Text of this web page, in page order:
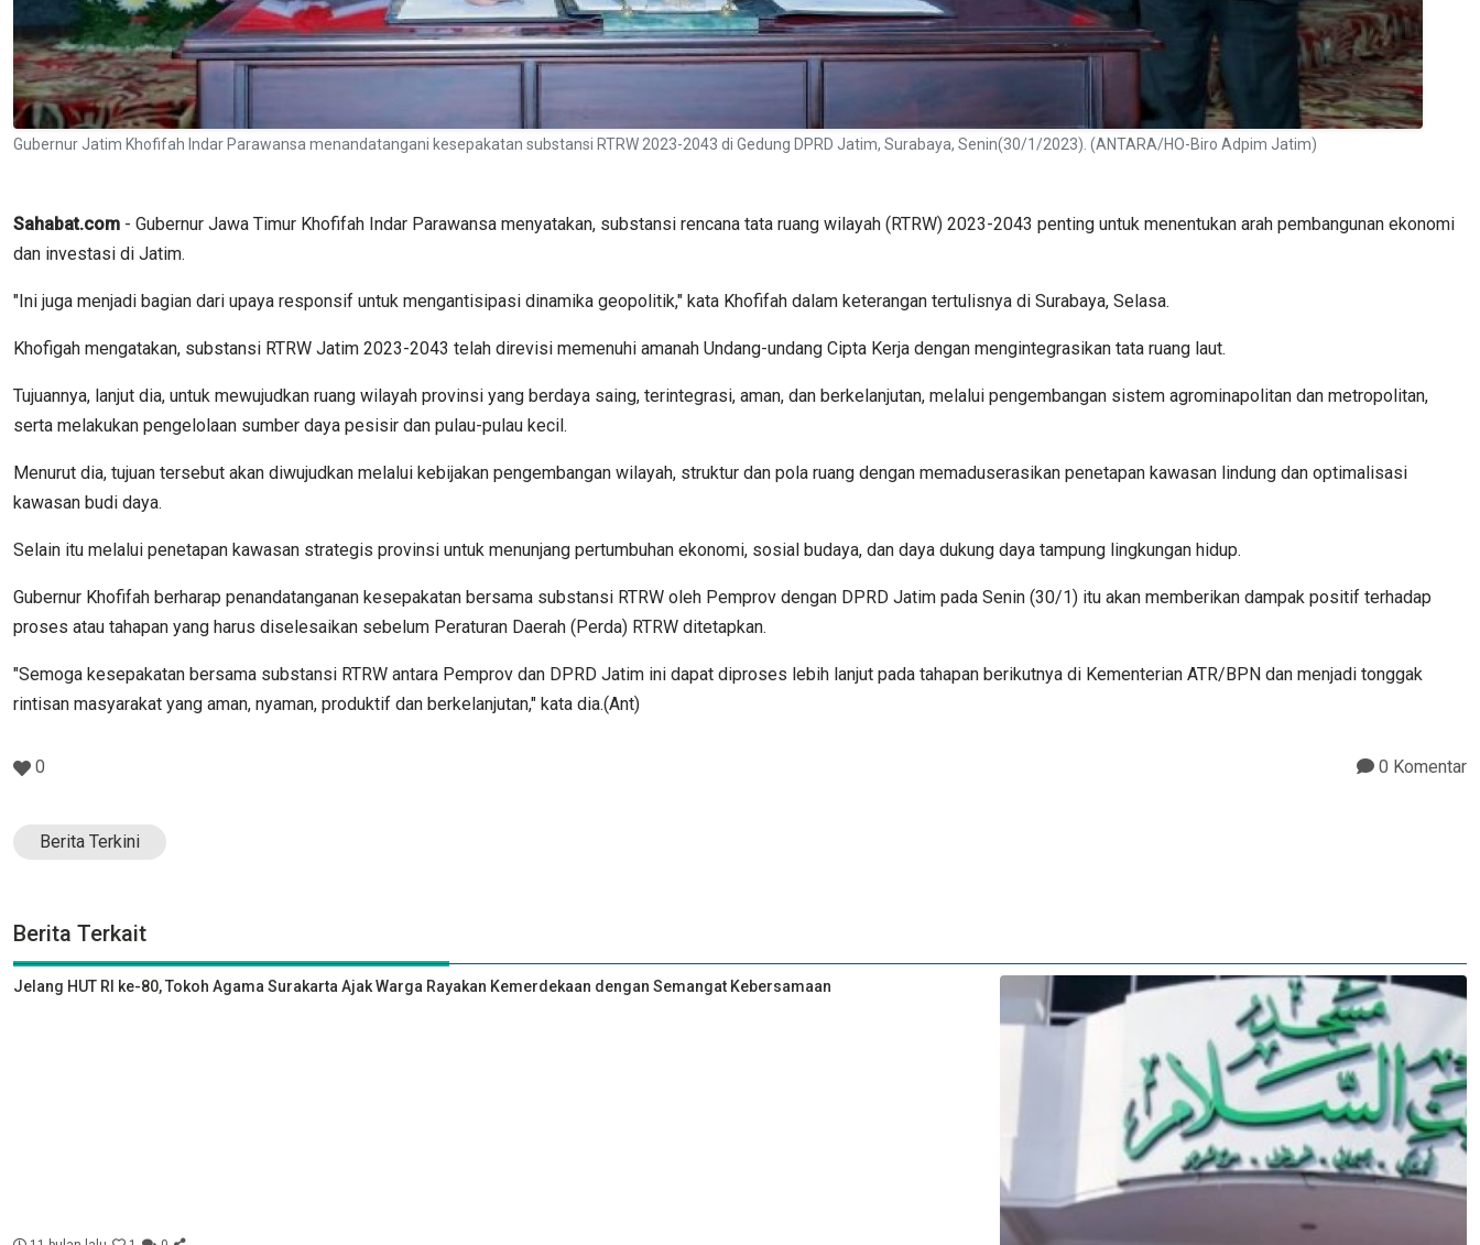
Gubernur Jatim Khofifah Indar Parawansa menandatangani kesepakatan substansi RTRW 2023-2043 di Gedung DPRD Jatim, Surabaya, Senin(30/1/2023). (ANTARA/HO-Biro Adpim Jatim)
Sahabat.com - Gubernur Jawa Timur Khofifah Indar Parawansa menyatakan, substansi rencana tata ruang wilayah (RTRW) 2023-2043 penting untuk menentukan arah pembangunan ekonomi
dan investasi di Jatim.
"Ini juga menjadi bagian dari upaya responsif untuk mengantisipasi dinamika geopolitik," kata Khofifah dalam keterangan tertulisnya di Surabaya, Selasa.
Khofigah mengatakan, substansi RTRW Jatim 2023-2043 telah direvisi memenuhi amanah Undang-undang Cipta Kerja dengan mengintegrasikan tata ruang laut.
Tujuannya, lanjut dia, untuk mewujudkan ruang wilayah provinsi yang berdaya saing, terintegrasi, aman, dan berkelanjutan, melalui pengembangan sistem agrominapolitan dan metropolitan,
serta melakukan pengelolaan sumber daya pesisir dan pulau-pulau kecil.
Menurut dia, tujuan tersebut akan diwujudkan melalui kebijakan pengembangan wilayah, struktur dan pola ruang dengan memaduserasikan penetapan kawasan lindung dan optimalisasi
kawasan budi daya.
Selain itu melalui penetapan kawasan strategis provinsi untuk menunjang pertumbuhan ekonomi, sosial budaya, dan daya dukung daya tampung lingkungan hidup.
Gubernur Khofifah berharap penandatanganan kesepakatan bersama substansi RTRW oleh Pemprov dengan DPRD Jatim pada Senin (30/1) itu akan memberikan dampak positif terhadap
proses atau tahapan yang harus diselesaikan sebelum Peraturan Daerah (Perda) RTRW ditetapkan.
"Semoga kesepakatan bersama substansi RTRW antara Pemprov dan DPRD Jatim ini dapat diproses lebih lanjut pada tahapan berikutnya di Kementerian ATR/BPN dan menjadi tonggak
rintisan masyarakat yang aman, nyaman, produktif dan berkelanjutan," kata dia.(Ant)
0 0 Komentar
Berita Terkini
Berita Terkait
Jelang HUT RI ke-80, Tokoh Agama Surakarta Ajak Warga Rayakan Kemerdekaan dengan Semangat Kebersamaan